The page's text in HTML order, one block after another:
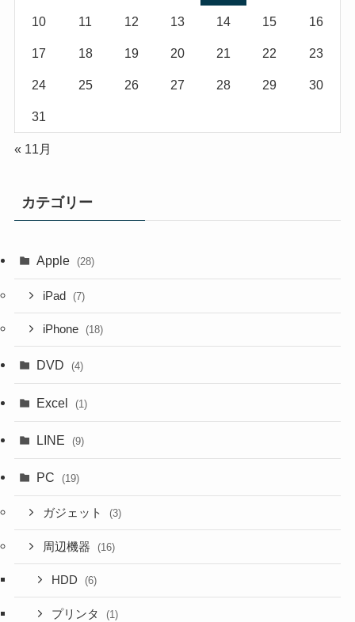
10 11 12 13 14 15 16
17 18 19 20 21 22 23
24 25 26 27 28 29 30
31
« 11月
カテゴリー
Apple (28)
iPad (7)
iPhone (18)
DVD (4)
Excel (1)
LINE (9)
PC (19)
ガジェット (3)
周辺機器 (16)
HDD (6)
プリンタ (1)